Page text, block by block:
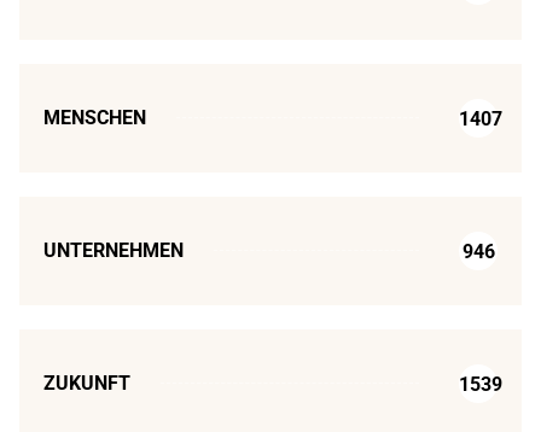
MENSCHEN 1407
UNTERNEHMEN 946
ZUKUNFT 1539